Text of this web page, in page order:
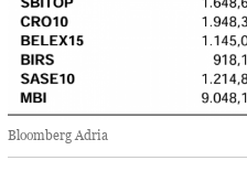
Bloomberg Adria